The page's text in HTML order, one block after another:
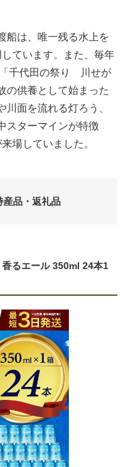
船は、唯一残る水上を
ています。また、毎年
千代田の祭り 川せが
の供養として始まった
面を流れる灯ろう、
スターマインが特徴
場していました。
産品・返礼品
るエール 350ml 24本1